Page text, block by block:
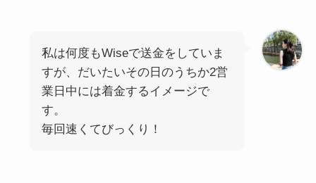
私は何度もWiseで送金をしていま
すが、だいたいその日のうちか2営
業日中には着金するイメージで
す。
毎回速くてびっくり！